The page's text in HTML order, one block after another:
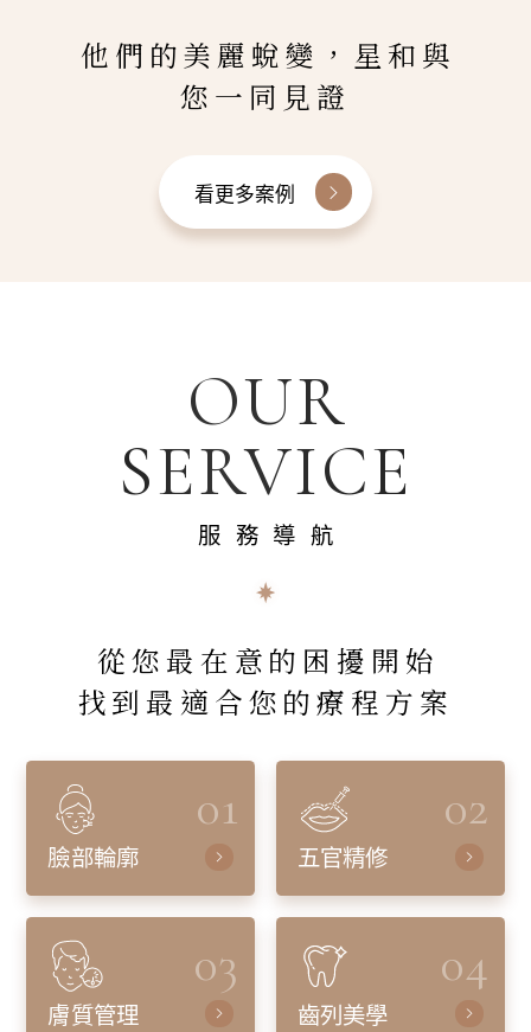
他們的美麗蛻變，星和與
您一同見證
看更多案例
OUR
SERVICE
服務導航
從您最在意的困擾開始
找到最適合您的療程方案
01
臉部輪廓
02
五官精修
03
膚質管理
04
齒列美學